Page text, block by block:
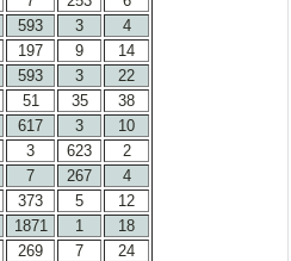
593 3
4
197 9
14
593 3
22
51 35
38
617 3
10
3 623
2
7 267
4
373 5
12
1871 1
18
269 7
24